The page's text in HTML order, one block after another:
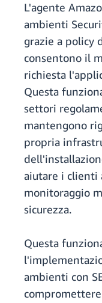
L'agente
ambienti
grazie a policy
consentono il
richiesta
Questa
settori
mantengono
propria
aiutare i clienti
monitoraggio
sicurezza.
Questa
ambienti con